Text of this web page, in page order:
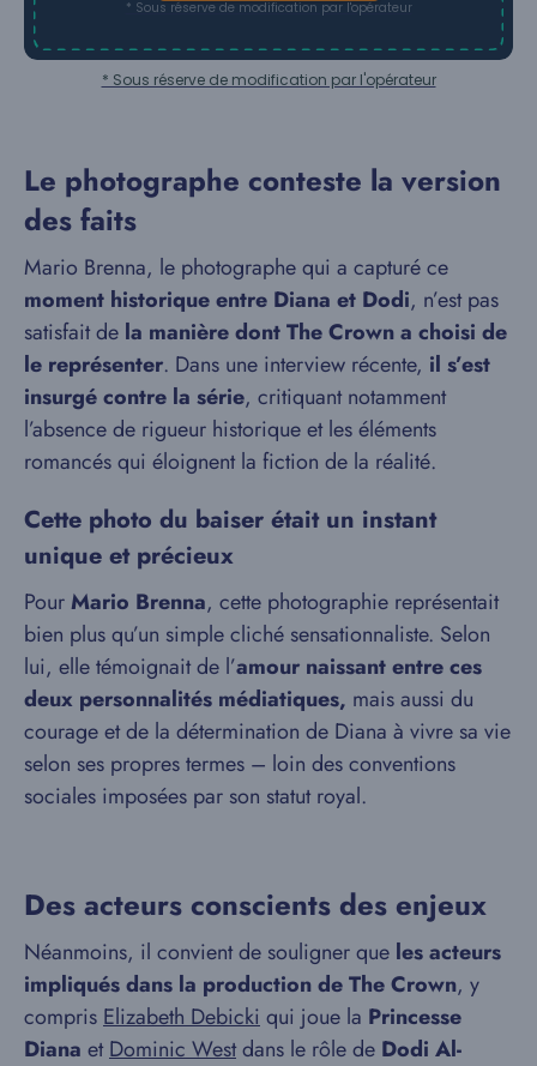
* Sous réserve de modification par l'opérateur
* Sous réserve de modification par l'opérateur
Le photographe conteste la version
des faits
Mario Brenna, le photographe qui a capturé ce
moment historique entre Diana et Dodi, n’est pas
satisfait de la manière dont The Crown a choisi de
le représenter. Dans une interview récente, il s’est
insurgé contre la série, critiquant notamment
l’absence de rigueur historique et les éléments
romancés qui éloignent la fiction de la réalité.
Cette photo du baiser était un instant
unique et précieux
PourMario Brenna, cette photographie représentait
bien plus qu’un simple cliché sensationnaliste. Selon
lui, elle témoignait de l’amour naissant entre ces
deux personnalités médiatiques, mais aussi du
courage et de la détermination de Diana à vivre sa vie
selon ses propres termes – loin des conventions
sociales imposées par son statut royal.
Des acteurs conscients des enjeux
Néanmoins, il convient de souligner que les acteurs
impliqués dans la production de The Crown, y
comprisElizabeth Debickiqui joue la Princesse
Diana etDominic Westdans le rôle de Dodi Al-